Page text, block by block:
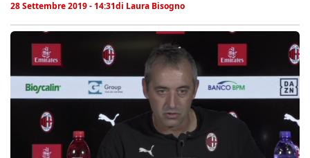
28 Settembre 2019 - 14:31di Laura Bisogno